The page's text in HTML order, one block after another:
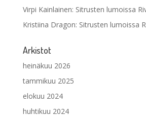
Virpi Kainlainen: Sitrusten lumoissa
Kristiina Dragon: Sitrusten lumoissa
Arkistot
heinäkuu 2026
tammikuu 2025
elokuu 2024
huhtikuu 2024